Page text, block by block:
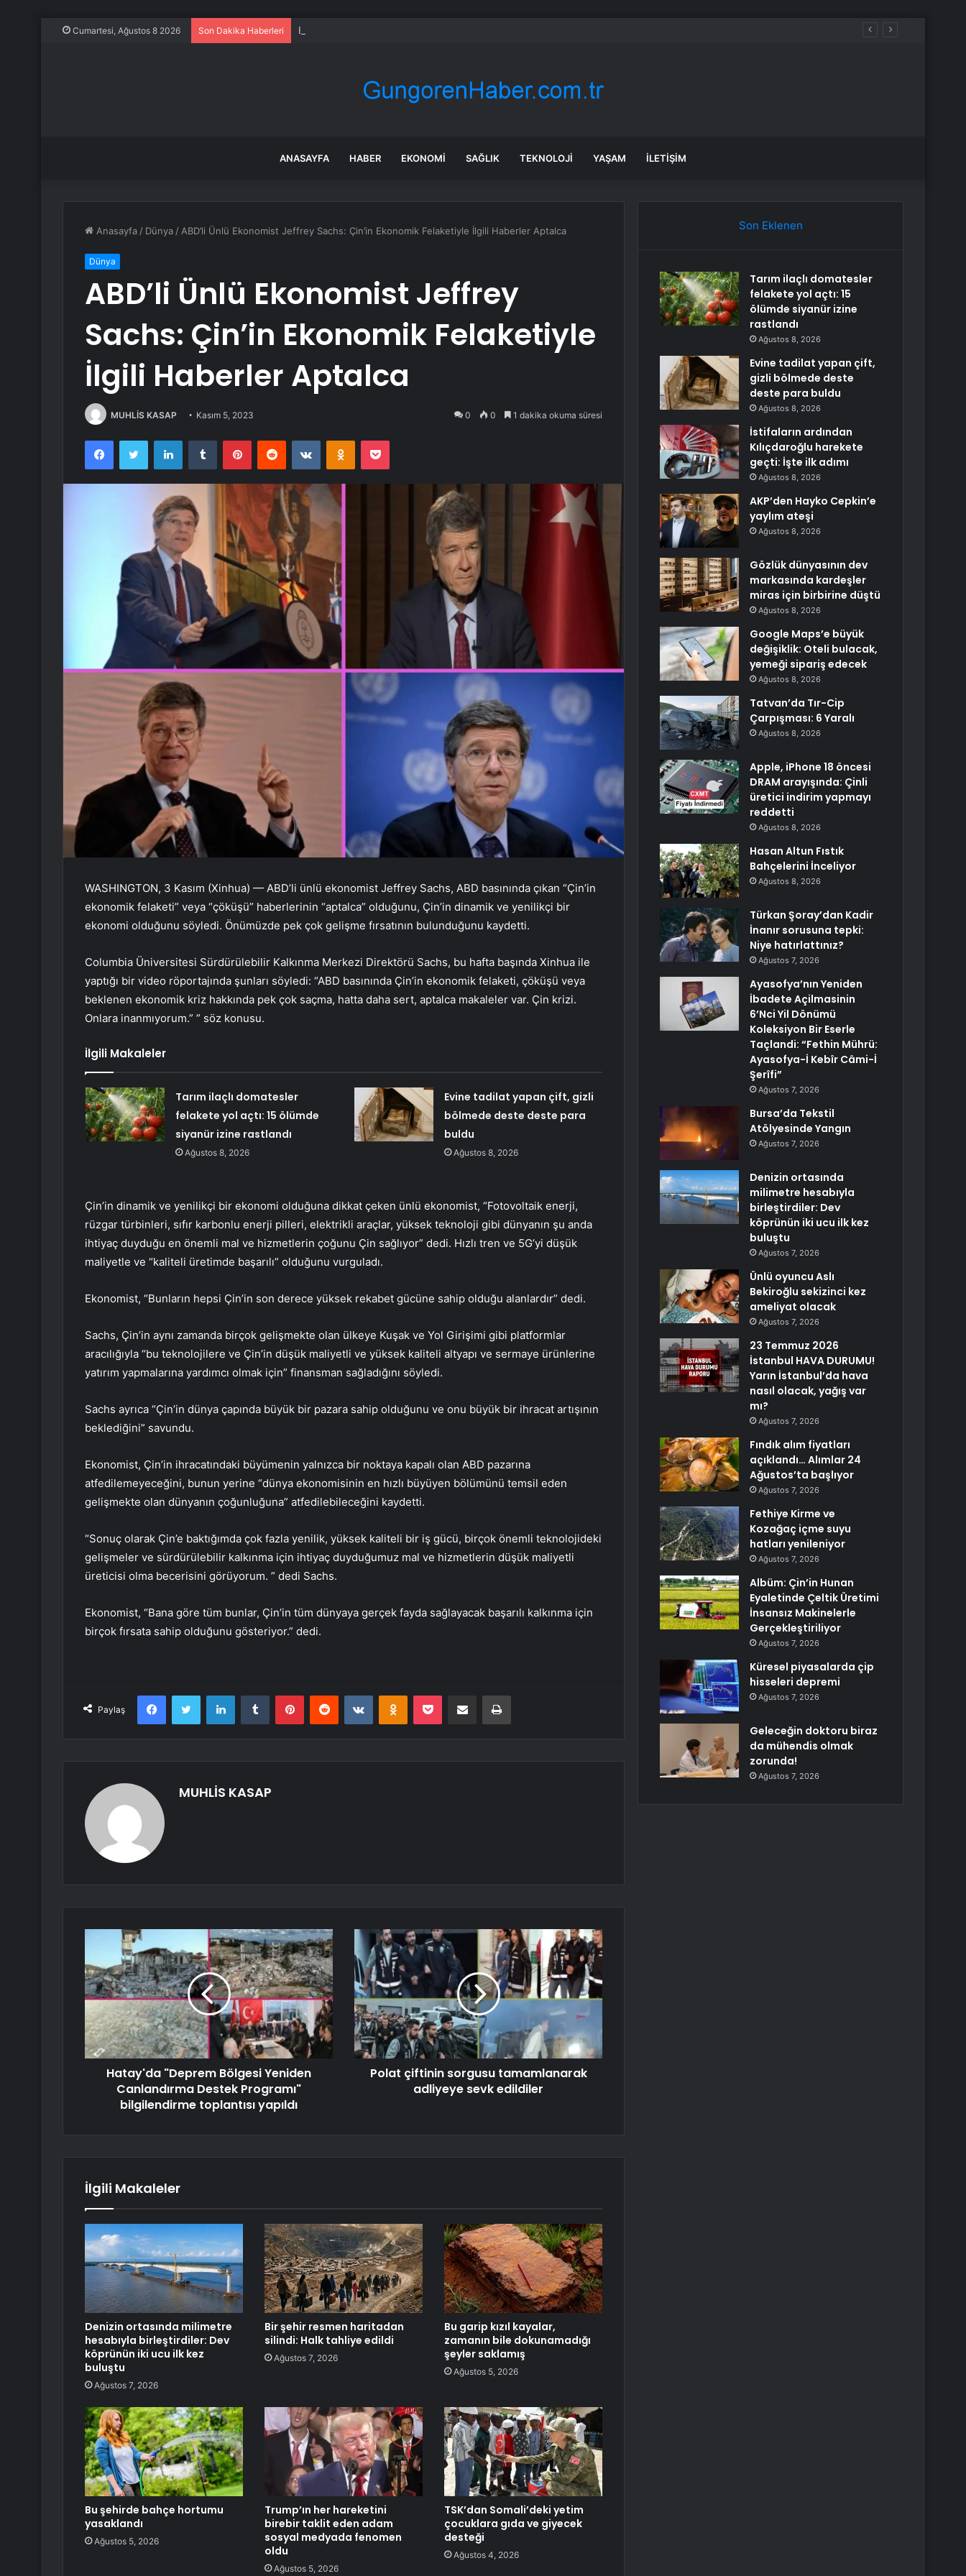
Cumartesi, Ağustos 8 2026 Son Dakika Haberleri Evine tadilat yapan çift, gizli bölmede deste deste para buldu
ANASAYFA HABER EKONOMI SAĞLIK TEKNOLOJI YAŞAM İLETIŞIM
Anasayfa / Dünya / ABD’li Ünlü Ekonomist Jeffrey Sachs: Çin’in Ekonomik Felaketiyle İlgili Haberler Aptalca
Dünya
ABD’li Ünlü Ekonomist Jeffrey
Sachs: Çin’in Ekonomik Felaketiyle
İlgili Haberler Aptalca
MUHLİS KASAP Kasım 5, 2023 0 0 1 dakika okuma süresi
FacebookTwitter LinkedInTumblr PinterestReddit VKontakteOdnoklassniki
Pocket
WASHINGTON, 3 Kasım (Xinhua) — ABD’li ünlü ekonomist Jeffrey Sachs, ABD basınında çıkan “Çin’in
ekonomik felaketi” veya “çöküşü” haberlerinin “aptalca” olduğunu, Çin’in dinamik ve yenilikçi bir
ekonomi olduğunu söyledi. Önümüzde pek çok gelişme fırsatının bulunduğunu kaydetti.
Columbia Üniversitesi Sürdürülebilir Kalkınma Merkezi Direktörü Sachs, bu hafta başında Xinhua ile
yaptığı bir video röportajında ​​şunları söyledi: “ABD basınında Çin’in ekonomik felaketi, çöküşü veya
beklenen ekonomik kriz hakkında pek çok saçma, hatta daha sert, aptalca makaleler var. Çin krizi.
Onlara inanmıyorum.” ” söz konusu.
İlgili Makaleler
Tarım ilaçlı domatesler
felakete yol açtı: 15 ölümde
siyanür izine rastlandı
Ağustos 8, 2026
Evine tadilat yapan çift, gizli
bölmede deste deste para
buldu
Ağustos 8, 2026
Çin’in dinamik ve yenilikçi bir ekonomi olduğuna dikkat çeken ünlü ekonomist, “Fotovoltaik enerji,
rüzgar türbinleri, sıfır karbonlu enerji pilleri, elektrikli araçlar, yüksek teknoloji gibi dünyanın şu anda
ihtiyaç duyduğu en önemli mal ve hizmetlerin çoğunu Çin sağlıyor” dedi. Hızlı tren ve 5G’yi düşük
maliyetle ve “kaliteli üretimde başarılı” olduğunu vurguladı.
Ekonomist, “Bunların hepsi Çin’in son derece yüksek rekabet gücüne sahip olduğu alanlardır” dedi.
Sachs, Çin’in aynı zamanda birçok gelişmekte olan ülkeye Kuşak ve Yol Girişimi gibi platformlar
aracılığıyla “bu teknolojilere ve Çin’in düşük maliyetli ve yüksek kaliteli altyapı ve sermaye ürünlerine
yatırım yapmalarına yardımcı olmak için” finansman sağladığını söyledi.
Sachs ayrıca “Çin’in dünya çapında büyük bir pazara sahip olduğunu ve onu büyük bir ihracat artışının
beklediğini” savundu.
Ekonomist, Çin’in ihracatındaki büyümenin yalnızca bir noktaya kapalı olan ABD pazarına
atfedilemeyeceğini, bunun yerine “dünya ekonomisinin en hızlı büyüyen bölümünü temsil eden
gelişmekte olan dünyanın çoğunluğuna” atfedilebileceğini kaydetti.
“Sonuç olarak Çin’e baktığımda çok fazla yenilik, yüksek kaliteli bir iş gücü, birçok önemli teknolojideki
gelişmeler ve sürdürülebilir kalkınma için ihtiyaç duyduğumuz mal ve hizmetlerin düşük maliyetli
üreticisi olma becerisini görüyorum. ” dedi Sachs.
Ekonomist, “Bana göre tüm bunlar, Çin’in tüm dünyaya gerçek fayda sağlayacak başarılı kalkınma için
birçok fırsata sahip olduğunu gösteriyor.” dedi.
Paylaş
FacebookTwitter LinkedInTumblr PinterestReddit VKontakteOdnoklassniki
Pocket E-Posta ile paylaş Yazdır
MUHLİS KASAP
Hatay'da "Deprem Bölgesi Yeniden
Canlandırma Destek Programı"
bilgilendirme toplantısı yapıldı
Polat çiftinin sorgusu tamamlanarak
adliyeye sevk edildiler
İlgili Makaleler
Denizin ortasında milimetre
hesabıyla birleştirdiler: Dev
köprünün iki ucu ilk kez
buluştu
Ağustos 7, 2026
Bir şehir resmen haritadan
silindi: Halk tahliye edildi
Ağustos 7, 2026
Bu garip kızıl kayalar,
zamanın bile dokunamadığı
şeyler saklamış
Ağustos 5, 2026
Bu şehirde bahçe hortumu
yasaklandı
Ağustos 5, 2026
Trump’ın her hareketini
birebir taklit eden adam
sosyal medyada fenomen
oldu
Ağustos 5, 2026
TSK’dan Somali’deki yetim
çocuklara gıda ve giyecek
desteği
Ağustos 4, 2026
Son Eklenen
Tarım ilaçlı domatesler
felakete yol açtı: 15
ölümde siyanür izine
rastlandı
Ağustos 8, 2026
Evine tadilat yapan çift,
gizli bölmede deste
deste para buldu
Ağustos 8, 2026
İstifaların ardından
Kılıçdaroğlu harekete
geçti: İşte ilk adımı
Ağustos 8, 2026
AKP’den Hayko Cepkin’e
yaylım ateşi
Ağustos 8, 2026
Gözlük dünyasının dev
markasında kardeşler
miras için birbirine düştü
Ağustos 8, 2026
Google Maps’e büyük
değişiklik: Oteli bulacak,
yemeği sipariş edecek
Ağustos 8, 2026
Tatvan’da Tır-Cip
Çarpışması: 6 Yaralı
Ağustos 8, 2026
Apple, iPhone 18 öncesi
DRAM arayışında: Çinli
üretici indirim yapmayı
reddetti
Ağustos 8, 2026
Hasan Altun Fıstık
Bahçelerini İnceliyor
Ağustos 8, 2026
Türkan Şoray’dan Kadir
İnanır sorusuna tepki:
Niye hatırlattınız?
Ağustos 7, 2026
Ayasofya’nın Yeniden
İbadete Açilmasinin
6’Nci Yil Dönümü
Koleksiyon Bir Eserle
Taçlandi: “Fethin Mührü:
Ayasofya-İ Kebîr Câmi-İ
Şerîfi”
Ağustos 7, 2026
Bursa’da Tekstil
Atölyesinde Yangın
Ağustos 7, 2026
Denizin ortasında
milimetre hesabıyla
birleştirdiler: Dev
köprünün iki ucu ilk kez
buluştu
Ağustos 7, 2026
Ünlü oyuncu Aslı
Bekiroğlu sekizinci kez
ameliyat olacak
Ağustos 7, 2026
23 Temmuz 2026
İstanbul HAVA DURUMU!
Yarın İstanbul’da hava
nasıl olacak, yağış var
mı?
Ağustos 7, 2026
Fındık alım fiyatları
açıklandı… Alımlar 24
Ağustos’ta başlıyor
Ağustos 7, 2026
Fethiye Kirme ve
Kozağaç içme suyu
hatları yenileniyor
Ağustos 7, 2026
Albüm: Çin’in Hunan
Eyaletinde Çeltik Üretimi
İnsansız Makinelerle
Gerçekleştiriliyor
Ağustos 7, 2026
Küresel piyasalarda çip
hisseleri depremi
Ağustos 7, 2026
Geleceğin doktoru biraz
da mühendis olmak
zorunda!
Ağustos 7, 2026